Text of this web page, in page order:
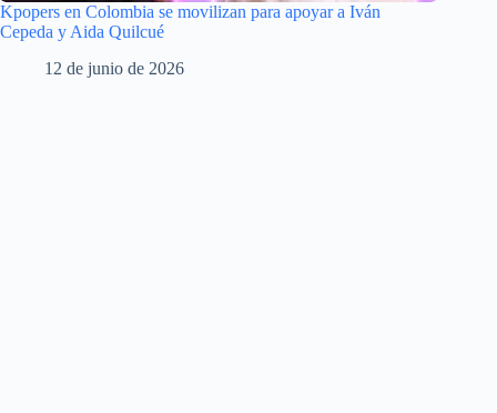
Kpopers en Colombia se movilizan para apoyar a Iván
Cepeda y Aida Quilcué
12 de junio de 2026